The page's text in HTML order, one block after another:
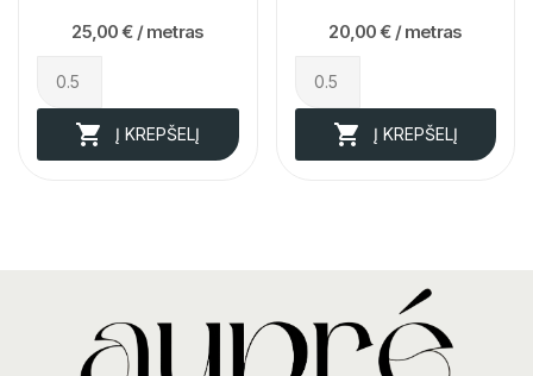
25,00 € / metras
 Į KREPŠELĮ
20,00 € / metras
 Į KREPŠELĮ